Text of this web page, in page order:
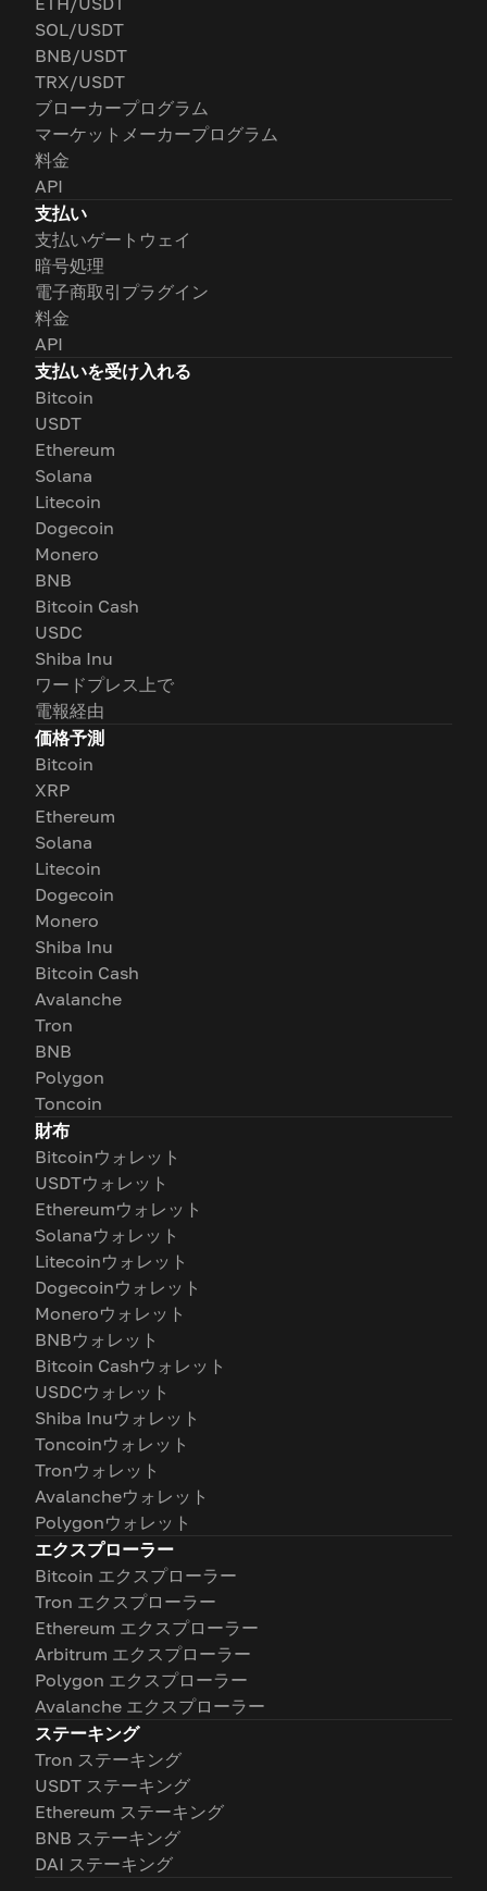
SOL/USDT
BNB/USDT
TRX/USDT
ブローカープログラム
マーケットメーカープログラム
料金
API
支払い
支払いゲートウェイ
暗号処理
電子商取引プラグイン
料金
API
支払いを受け入れる
Bitcoin
USDT
Ethereum
Solana
Litecoin
Dogecoin
Monero
BNB
Bitcoin Cash
USDC
Shiba Inu
ワードプレス上で
電報経由
価格予測
Bitcoin
XRP
Ethereum
Solana
Litecoin
Dogecoin
Monero
Shiba Inu
Bitcoin Cash
Avalanche
Tron
BNB
Polygon
Toncoin
財布
Bitcoinウォレット
USDTウォレット
Ethereumウォレット
Solanaウォレット
Litecoinウォレット
Dogecoinウォレット
Moneroウォレット
BNBウォレット
Bitcoin Cashウォレット
USDCウォレット
Shiba Inuウォレット
Toncoinウォレット
Tronウォレット
Avalancheウォレット
Polygonウォレット
エクスプローラー
Bitcoin エクスプローラー
Tron エクスプローラー
Ethereum エクスプローラー
Arbitrum エクスプローラー
Polygon エクスプローラー
Avalanche エクスプローラー
ステーキング
Tron ステーキング
USDT ステーキング
Ethereum ステーキング
BNB ステーキング
DAI ステーキング